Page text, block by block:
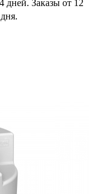
дней. Заказы от 12